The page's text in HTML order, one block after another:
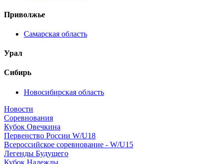
Приволжье
Самарская область
Урал
Сибирь
Новосибирская область
Новости
Соревнования
Кубок Овечкина
Первенство России W/U18
Всероссийское соревнование - W/U15
Легенды Будущего
Кубок Надежды